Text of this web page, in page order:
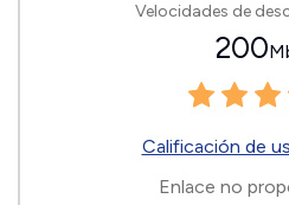
Velocidades de
200
Calificación de
Enlace no